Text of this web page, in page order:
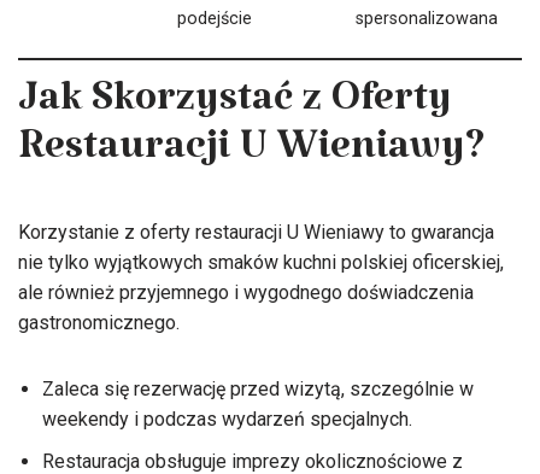
podejście
spersonalizowana
Jak Skorzystać z Oferty
Restauracji U Wieniawy?
Korzystanie z oferty restauracji U Wieniawy to gwarancja
nie tylko wyjątkowych smaków kuchni polskiej oficerskiej,
ale również przyjemnego i wygodnego doświadczenia
gastronomicznego.
Zaleca się rezerwację przed wizytą, szczególnie w
weekendy i podczas wydarzeń specjalnych.
Restauracja obsługuje imprezy okolicznościowe z